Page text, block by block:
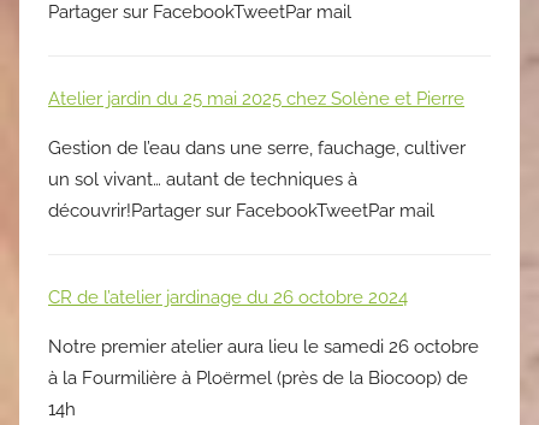
Partager sur FacebookTweetPar mail
Atelier jardin du 25 mai 2025 chez Solène et Pierre
Gestion de l’eau dans une serre, fauchage, cultiver
un sol vivant… autant de techniques à
découvrir!Partager sur FacebookTweetPar mail
CR de l’atelier jardinage du 26 octobre 2024
Notre premier atelier aura lieu le samedi 26 octobre
à la Fourmilière à Ploërmel (près de la Biocoop) de
14h